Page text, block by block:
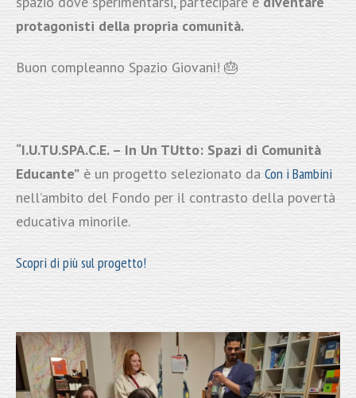
protagonisti della propria comunità.
Buon compleanno Spazio Giovani! 🎂
“I.U.TU.SPA.C.E. – In Un TUtto: Spazi di Comunità
Educante”è un progetto selezionato daCon i Bambini
nell’ambito del Fondo per il contrasto della povertà
educativa minorile.
Scopri di più sul progetto!